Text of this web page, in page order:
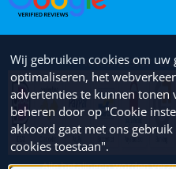
KvK: 27263707 -
Alle betalingen worden
Wij gebruiken cookies om uw
optimaliseren, het
advertenties te kunnen tonen
beheren door op "Cookie
akkoord gaat met ons
cookies toestaan".